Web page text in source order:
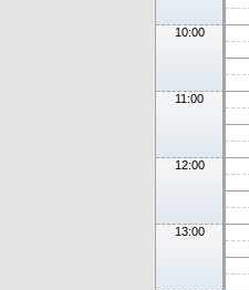
10:00
11:00
12:00
13:00